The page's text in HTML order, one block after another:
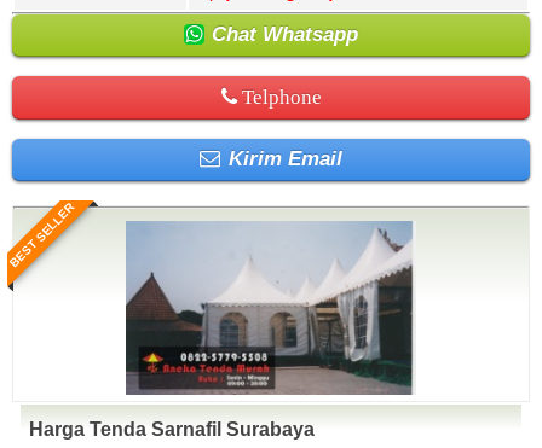
Chat Whatsapp
Telphone
Kirim Email
BEST SELLER
Harga Tenda Sarnafil Surabaya